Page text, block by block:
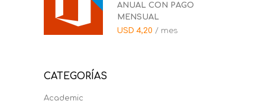
ANUAL CON PAGO
MENSUAL
USD4,20 / mes
CATEGORÍAS
Academic